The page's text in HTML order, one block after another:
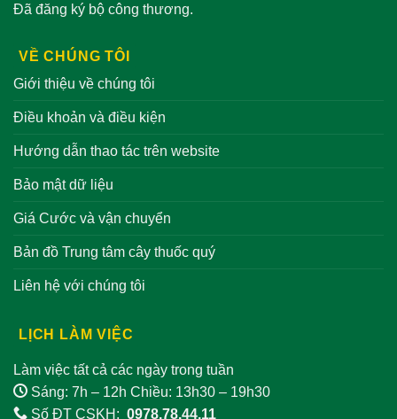
Đã đăng ký bộ công thương.
VỀ CHÚNG TÔI
Giới thiệu về chúng tôi
Điều khoản và điều kiện
Hướng dẫn thao tác trên website
Bảo mật dữ liệu
Giá Cước và vận chuyển
Bản đồ Trung tâm cây thuốc quý
Liên hệ với chúng tôi
LỊCH LÀM VIỆC
Làm việc tất cả các ngày trong tuần
Sáng: 7h – 12h Chiều: 13h30 – 19h30
Số ĐT CSKH: 0978.78.44.11